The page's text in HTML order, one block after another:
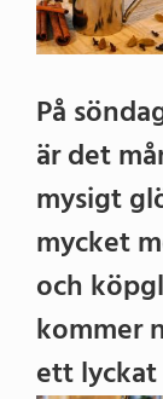
På
är det
mysigt
mycket
och
kommer
ett